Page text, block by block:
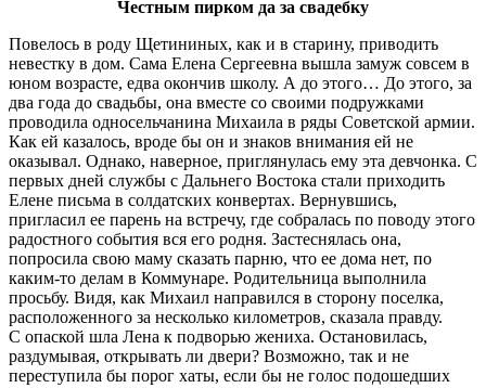
Честным пирком да за свадебку
Повелось в роду Щетининых, как и в старину, приводить
невестку в дом. Сама Елена Сергеевна вышла замуж совсем в
юном возрасте, едва окончив школу. А до этого… До этого, за
два года до свадьбы, она вместе со своими подружками
проводила односельчанина Михаила в ряды Советской армии.
Как ей казалось, вроде бы он и знаков внимания ей не
оказывал. Однако, наверное, приглянулась ему эта девчонка. С
первых дней службы с Дальнего Востока стали приходить
Елене письма в солдатских конвертах. Вернувшись,
пригласил ее парень на встречу, где собралась по поводу этого
радостного события вся его родня. Застеснялась она,
попросила свою маму сказать парню, что ее дома нет, по
каким-то делам в Коммунаре. Родительница выполнила
просьбу. Видя, как Михаил направился в сторону поселка,
расположенного за несколько километров, сказала правду.
С опаской шла Лена к подворью жениха. Остановилась,
раздумывая, открывать ли двери? Возможно, так и не
переступила бы порог хаты, если бы не голос подошедших